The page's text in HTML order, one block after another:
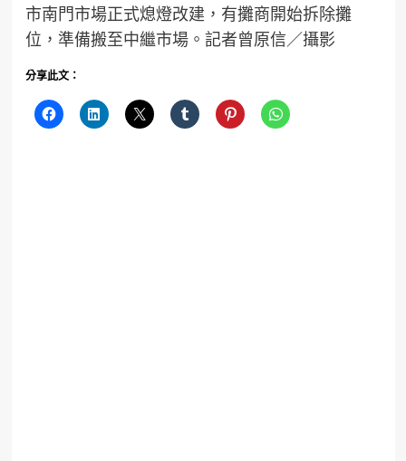
市南門市場正式熄燈改建，有攤商開始拆除攤
位，準備搬至中繼市場。記者曾原信／攝影
分享此文：